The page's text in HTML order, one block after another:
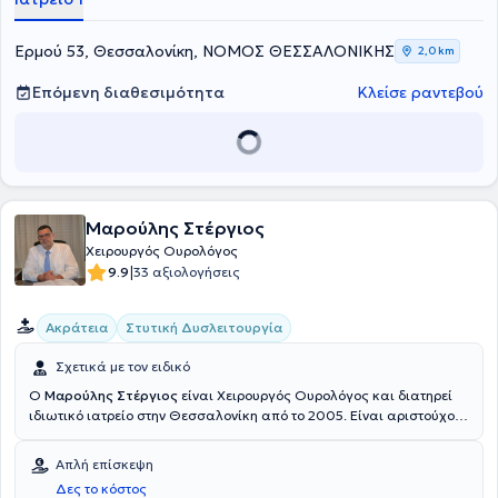
ρομποτική) αναλόγως της χειρουργικής ένδειξης του ασθενή.
Ερμού 53, Θεσσαλονίκη, ΝΟΜΟΣ ΘΕΣΣΑΛΟΝΙΚΗΣ 2,0 km
Επόμενη διαθεσιμότητα Κλείσε ραντεβού
Μαρούλης Στέργιος
Xειρουργός Ουρολόγος
9.9|33 αξιολογήσεις
Ακράτεια Στυτική Δυσλειτουργία
Σχετικά με τον ειδικό
Ο Μαρούλης Στέργιος είναι Xειρουργός Ουρολόγος και διατηρεί
ιδιωτικό ιατρείο στην Θεσσαλονίκη από το 2005. Είναι αριστούχος
Πανεπιστημίου Θεσσαλονίκης. Ολοκλήρωσε την ειδικότητά του στην
Ουρολογία στο Χειρουργικό τμήμα Νομαρχιακού Πρώτου Γενικού
Απλή επίσκεψη
Δες το κόστος